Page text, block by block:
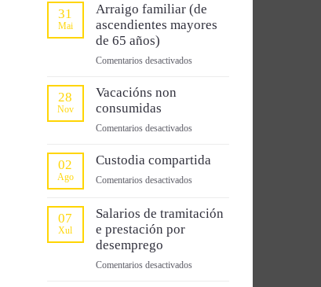
31
Mai
Arraigo familiar (de
ascendientes mayores
de 65 años)
Comentarios desactivadosen
mayores
65
años)
28
Nov
Vacacións non
consumidas
Comentarios desactivadosen
non
02
Ago
Custodia compartida
Comentarios desactivadosen
compartida
07
Xul
Salarios de tramitación
e prestación por
desemprego
Comentarios desactivadosen